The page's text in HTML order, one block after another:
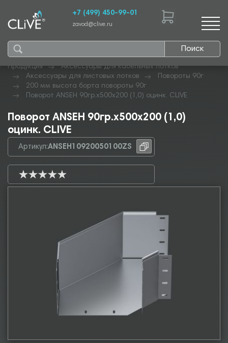
Поиск
+7 (499) 450-99-01
zavod@clive.ru
Продукция
Аксессуары для кабельных лотков
Аксессуары для листовых лотков
Повороты 90г
200 мм высота борта повороты 90г
Поворот ANSEH 90гр.х500х200 (1,0) оцинк. CLIVE
Поворот ANSEH 90гр.х500х200 (1,0)
оцинк. CLIVE
Артикул:ANSEH10920050100ZS